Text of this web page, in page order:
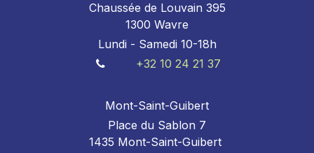
Chaussée de Louvain 395
1300 Wavre
Lundi - Samedi 10-18h
+32 10 24 21 37
Mont-Saint-Guibert
Place du Sablon 7
1435 Mont-Saint-Guibert